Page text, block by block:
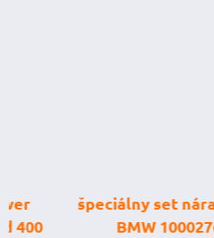
špeciálny set náradia
BMW 10002768